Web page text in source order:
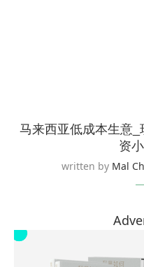
马来西亚低成本生意
资
written by Mal